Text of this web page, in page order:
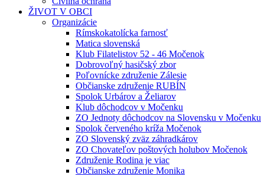
ŽIVOT V OBCI
Organizácie
Rímskokatolícka farnosť
Matica slovenská
Klub Filatelistov 52 - 46 Močenok
Dobrovoľný hasičský zbor
Poľovnícke združenie Zálesie
Občianske združenie RUBÍN
Spolok Urbárov a Želiarov
Klub dôchodcov v Močenku
ZO Jednoty dôchodcov na Slovensku v Močenku
Spolok červeného kríža Močenok
ZO Slovenský zväz záhradkárov
ZO Chovateľov poštových holubov Močenok
Združenie Rodina je viac
Občianske združenie Monika